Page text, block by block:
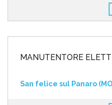
MANUTENTORE
San felice sul Panaro